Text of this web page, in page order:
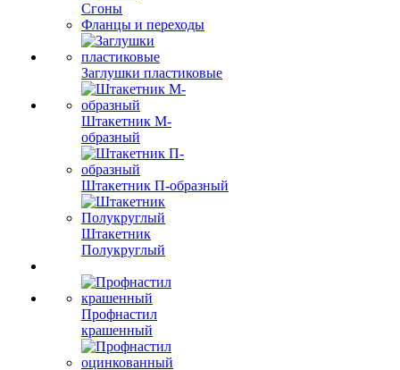
Сгоны
Фланцы и переходы
Заглушки пластиковые
Штакетник М-
образный
Штакетник П-образный
Штакетник
Полукруглый
Профнастил
крашенный